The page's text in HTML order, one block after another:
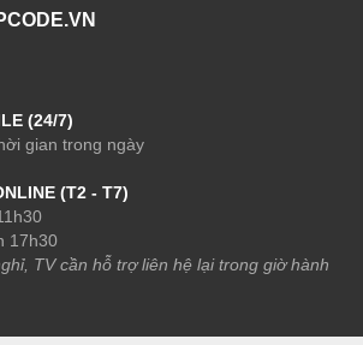
(24/7)
gian trong ngày
(T2 - T7)
17h30
TV cần hỗ trợ liên hệ lại trong giờ hành